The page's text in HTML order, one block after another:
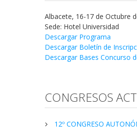
Albacete, 16-17 de Octubre
Sede: Hotel Universidad
Descargar Programa
Descargar Boletín de
Descargar Bases Concurso
CONGRESOS
12º CONGRESO